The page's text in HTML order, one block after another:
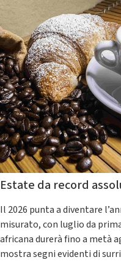
Estate da record
Il 2026 punta a diventare
misurato, con luglio da
africana durerà fino a metà
mostra segni evidenti di